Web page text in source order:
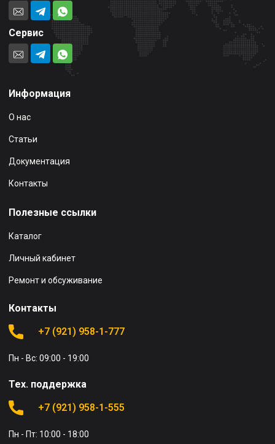
Сервис
Информация
О нас
Статьи
Документация
Контакты
Полезные ссылки
Каталог
Личный кабинет
Ремонт и обсуживание
Контакты
+7 (921) 958-1-777
Пн - Вс: 09:00 - 19:00
Тех. поддержка
+7 (921) 958-1-555
Пн - Пт: 10:00 - 18:00